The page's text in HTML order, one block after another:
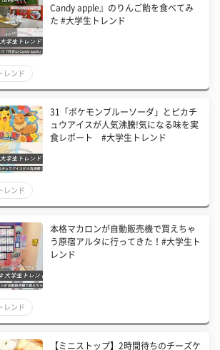
Candy apple』のりんご飴を食べてみ
た #大学生トレンド
レンド
31「ポケモンブルーソーダ」とピカチ
ュウアイスが人気沸騰!気になる味を実
食レポート #大学生トレンド
レンド
本格マカロンが自動販売機で買えちゃ
う原宿アルタに行ってきた！#大学生ト
レンド
レンド
【ミニストップ】2時間待ちのチーズケ